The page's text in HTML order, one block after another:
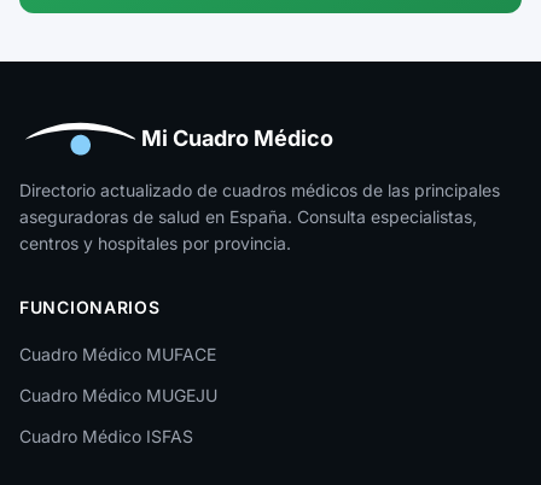
Huesca
Jaén
La Rioja
León
Lleida
Lugo
Mi Cuadro Médico
Directorio actualizado de cuadros médicos de las principales
aseguradoras de salud en España. Consulta especialistas,
centros y hospitales por provincia.
FUNCIONARIOS
Cuadro Médico MUFACE
Cuadro Médico MUGEJU
Cuadro Médico ISFAS